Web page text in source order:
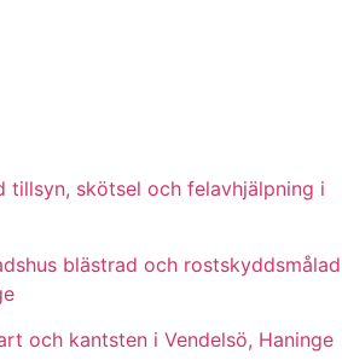
tillsyn, skötsel och felavhjälpning i
blästrad och rostskyddsmålad
och kantsten i Vendelsö, Haninge